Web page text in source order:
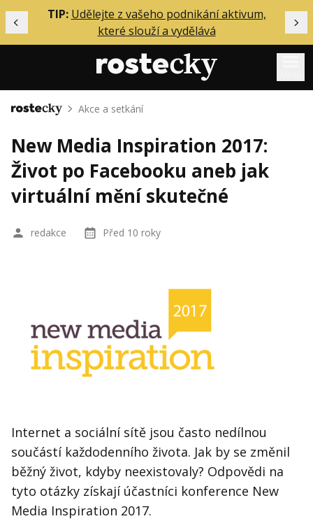
Předchozí
TIP: Udělejte z vašeho podnikání aktivum,
které slouží a vydělává
Mentoring
Podcasty
Solo
Akce
O mně
Obchodní podmínky
Hledaná fráze
Domů Akce a setkání
New Media Inspiration 2017:
Život po Facebooku aneb jak
virtuální mění skutečné
redakce Před 10 roky
Internet a sociální sítě jsou často nedílnou
součástí každodenního života. Jak by se změnil
běžný život, kdyby neexistovaly? Odpovědi na
tyto otázky získají účastníci konference New
Media Inspiration 2017.